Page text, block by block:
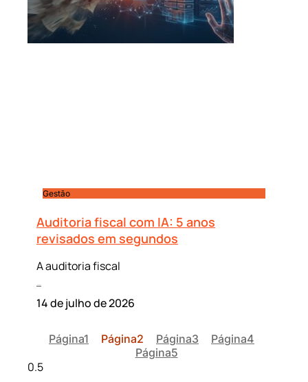
Gestão
Auditoria fiscal com IA: 5 anos
revisados em segundos
A auditoria fiscal
14 de julho de 2026
Página1 Página2 Página3 Página4
Página5